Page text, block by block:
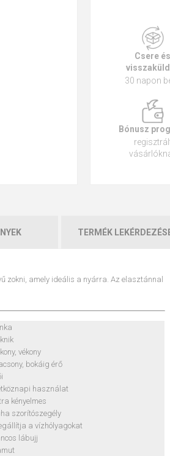
Csere és
30 napon
Bónusz
TERMÉK
zokni, amely ideális a nyárra. Az elasztánnal
vékony
bokáig érő
használat
kényelmes
szorítószegély
a vízhólyagokat
lábujj